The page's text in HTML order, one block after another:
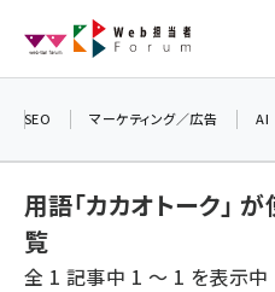
ン
seo (3516)
SEO マーケティング／広告 AI
用語「カカオトーク」
覧
全 1 記事中 1 ～ 1 を表示中
＼ 読者アンケートにご
7月24日で創刊20周年
プレゼントを差し上げ
▼アンケートページは